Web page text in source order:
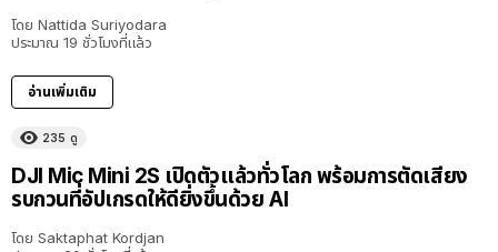
โดย Nattida Suriyodara
ประมาณ 19 ชั่วโมงที่แล้ว
อ่านเพิ่มเติม
235 ดู
DJI Mic Mini 2S เปิดตัวแล้วทั่วโลก พร้อมการตัดเสียง
รบกวนที่อัปเกรดให้ดียิ่งขึ้นด้วย AI
โดย Saktaphat Kordjan